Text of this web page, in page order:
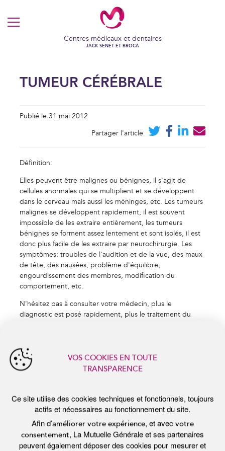
MENU
Centres médicaux et dentaires
JACK SENET ET BROCA
TUMEUR CÉRÉBRALE
Publié le 31 mai 2012
Partager l'article
Définition:
Elles peuvent être malignes ou bénignes, il s'agit de
cellules anormales qui se multiplient et se développent
dans le cerveau mais aussi les méninges, etc. Les tumeurs
malignes se développent rapidement, il est souvent
impossible de les extraire entièrement, les tumeurs
bénignes se forment assez lentement et sont isolés, il est
donc plus facile de les extraire par neurochirurgie. Les
symptômes: troubles de l'audition et de la vue, des maux
de tête, des nausées, problème d'équilibre,
engourdissement des membres, modification du
comportement, etc.
N'hésitez pas à consulter votre médecin, plus le
diagnostic est posé rapidement, plus le traitement du
actualités récentes
TRANSPARENCE
Ce site utilise des cookies techniques et fonctionnels, toujours
actifs et nécessaires au fonctionnement du site.
consentement, La Mutuelle Générale et ses partenaires
analyser l’utilisation du site ainsi que vous proposer des
contenus adaptés à vos centres d’intérêts.
Vous pouvez à tout moment
personnaliser
ou modifier votre
Tout accepter
Tout refuser